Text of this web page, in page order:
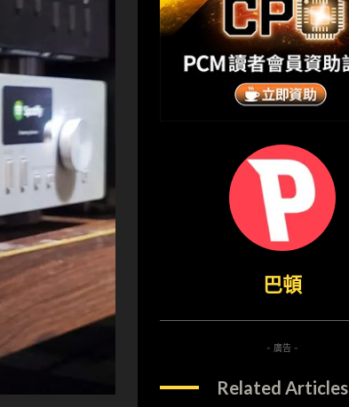
巴頓
- 廣告 -
Related Articles